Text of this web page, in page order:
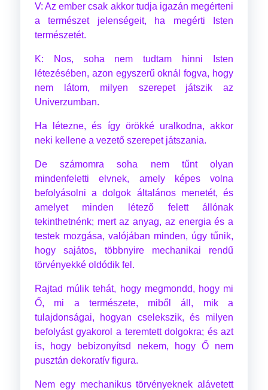
V: Az ember csak akkor tudja igazán megérteni
a természet jelenségeit, ha megérti Isten
természetét.
K: Nos, soha nem tudtam hinni Isten
létezésében, azon egyszerű oknál fogva, hogy
nem látom, milyen szerepet játszik az
Univerzumban.
Ha létezne, és így örökké uralkodna, akkor
neki kellene a vezető szerepet játszania.
De számomra soha nem tűnt olyan
mindenfeletti elvnek, amely képes volna
befolyásolni a dolgok általános menetét, és
amelyet minden létező felett állónak
tekinthetnénk; mert az anyag, az energia és a
testek mozgása, valójában minden, úgy tűnik,
hogy sajátos, többnyire mechanikai rendű
törvényekké oldódik fel.
Rajtad múlik tehát, hogy megmondd, hogy mi
Ő, mi a természete, miből áll, mik a
tulajdonságai, hogyan cselekszik, és milyen
befolyást gyakorol a teremtett dolgokra; és azt
is, hogy bebizonyítsd nekem, hogy Ő nem
pusztán dekoratív figura.
Nem egy mechanikus törvényeknek alávetett